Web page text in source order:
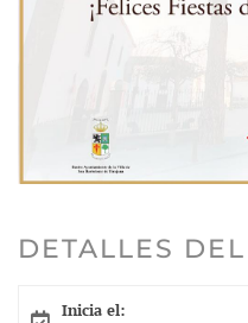
DETALLES
Inicia el: